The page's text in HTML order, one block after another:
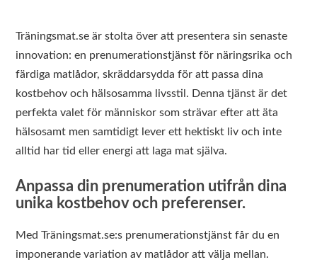
Träningsmat.se är stolta över att presentera sin senaste
innovation: en prenumerationstjänst för näringsrika och
färdiga matlådor, skräddarsydda för att passa dina
kostbehov och hälsosamma livsstil. Denna tjänst är det
perfekta valet för människor som strävar efter att äta
hälsosamt men samtidigt lever ett hektiskt liv och inte
alltid har tid eller energi att laga mat själva.
Anpassa din prenumeration utifrån dina
unika kostbehov och preferenser.
Med Träningsmat.se:s prenumerationstjänst får du en
imponerande variation av matlådor att välja mellan.